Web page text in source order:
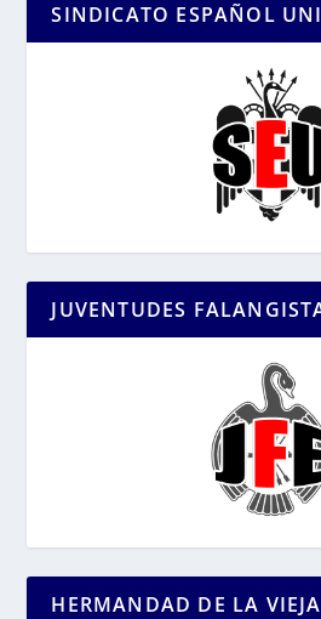
SINDICATO ESPAÑOL
JUVENTUDES
HERMANDAD DE LA